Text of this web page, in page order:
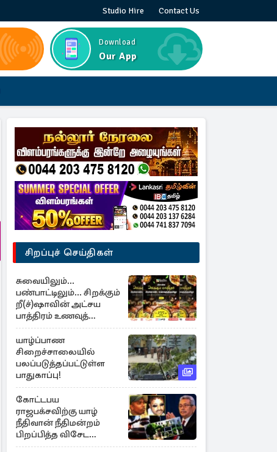
Studio Hire Contact Us
Download
Our App
சிறப்புச் செய்திகள்
சுவையிலும்...
பண்பாட்டிலும்... சிறக்கும்
றீ(ச்)ஷாவின் அட்சய
பாத்திரம் உணவுத்
திருவிழா ஆரம்பம்
யாழ்ப்பாண
சிறைச்சாலையில்
பலப்படுத்தப்பட்டுள்ள
பாதுகாப்பு!
கோட்டபய
ராஜபக்சவிற்கு யாழ்
நீதிவான் நீதிமன்றம்
பிறப்பித்த விசேட
உத்தரவு!